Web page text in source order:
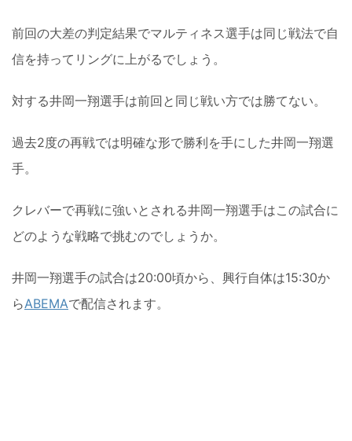
前回の大差の判定結果でマルティネス選手は同じ戦法で自
信を持ってリングに上がるでしょう。
対する井岡一翔選手は前回と同じ戦い方では勝てない。
過去2度の再戦では明確な形で勝利を手にした井岡一翔選
手。
クレバーで再戦に強いとされる井岡一翔選手はこの試合に
どのような戦略で挑むのでしょうか。
井岡一翔選手の試合は20:00頃から、興行自体は15:30か
らABEMAで配信されます。